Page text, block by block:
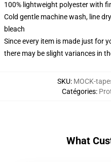
100% lightweight polyester with
Cold gentle machine wash, line
bleach
Since every item is made just for
there may be slight variances in
SKU: MOCK-
Catégories:
What